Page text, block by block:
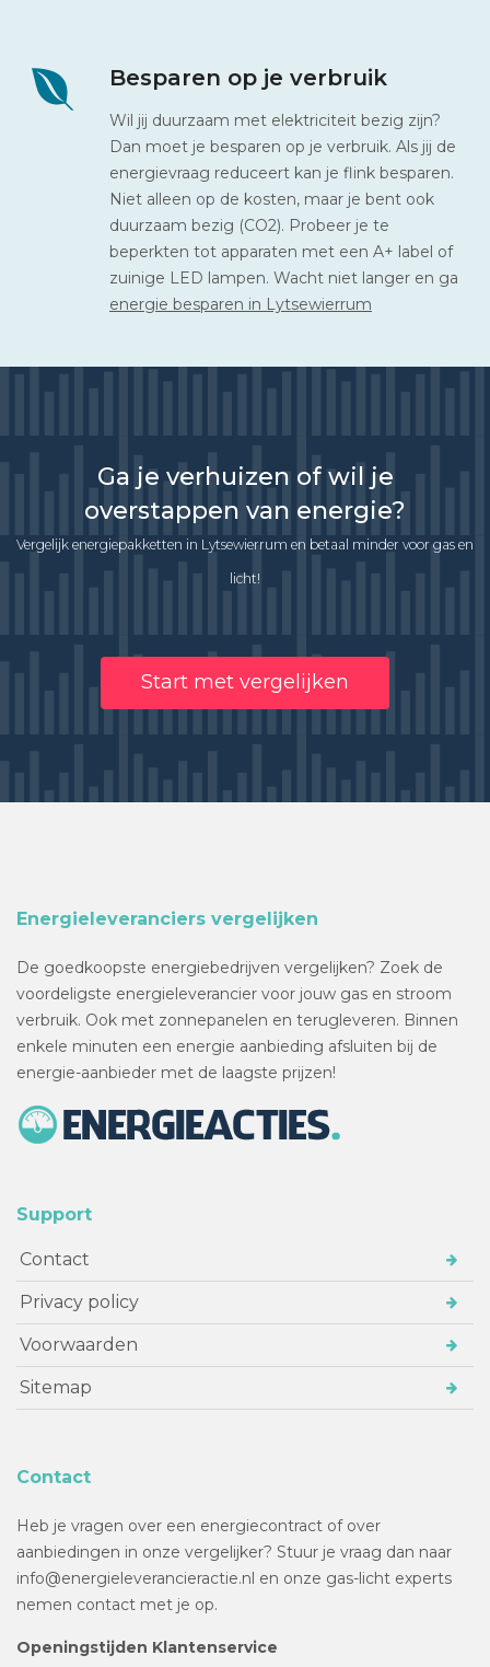
Besparen op je verbruik
Wil jij duurzaam met elektriciteit bezig zijn?
Dan moet je besparen op je verbruik. Als jij de
energievraag reduceert kan je flink besparen.
Niet alleen op de kosten, maar je bent ook
duurzaam bezig (CO2). Probeer je te
beperkten tot apparaten met een A+ label of
zuinige LED lampen. Wacht niet langer en ga
energie besparen in Lytsewierrum
Ga je verhuizen of wil je
overstappen van energie?
Vergelijk energiepakketten in Lytsewierrum en betaal minder voor gas en
licht!
Start met vergelijken
Energieleveranciers vergelijken
De goedkoopste energiebedrijven vergelijken? Zoek de
voordeligste energieleverancier voor jouw gas en stroom
verbruik. Ook met zonnepanelen en terugleveren. Binnen
enkele minuten een energie aanbieding afsluiten bij de
energie-aanbieder met de laagste prijzen!
Support
Contact
Privacy policy
Voorwaarden
Sitemap
Contact
Heb je vragen over een energiecontract of over
aanbiedingen in onze vergelijker? Stuur je vraag dan naar
info@energieleverancieractie.nl en onze gas-licht experts
nemen contact met je op.
Openingstijden Klantenservice